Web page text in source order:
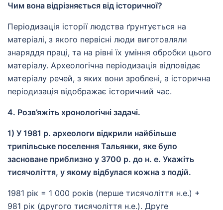
Чим вона відрізняється від історичної?
Періодизація історії людства ґрунтується на
матеріалі, з якого первісні люди виготовляли
знаряддя праці, та на рівні їх уміння обробки цього
матеріалу. Археологічна періодизація відповідає
матеріалу речей, з яких вони зроблені, а історична
періодизація відображає історичний час.
4. Розв’яжіть хронологічні задачі.
1) У 1981 р. археологи відкрили найбільше
трипільське поселення Тальянки, яке було
засноване приблизно у 3700 р. до н. е. Укажіть
тисячоліття, у якому відбулася кожна з подій.
1981 рік = 1 000 років (перше тисячоліття н.е.) +
981 рік (другого тисячоліття н.е.). Друге